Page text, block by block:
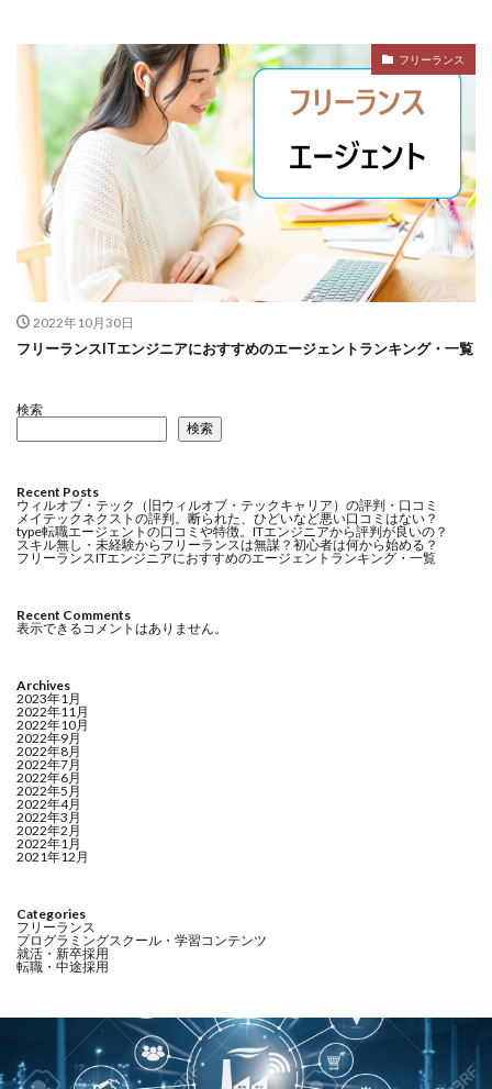
フリーランス
2022年10月30日
フリーランスITエンジニアにおすすめのエージェントランキング・一覧
検索
検索
Recent Posts
ウィルオブ・テック（旧ウィルオブ・テックキャリア）の評判・口コミ
メイテックネクストの評判。断られた、ひどいなど悪い口コミはない？
type転職エージェントの口コミや特徴。ITエンジニアから評判が良いの？
スキル無し・未経験からフリーランスは無謀？初心者は何から始める？
フリーランスITエンジニアにおすすめのエージェントランキング・一覧
Recent Comments
表示できるコメントはありません。
Archives
2023年1月
2022年11月
2022年10月
2022年9月
2022年8月
2022年7月
2022年6月
2022年5月
2022年4月
2022年3月
2022年2月
2022年1月
2021年12月
Categories
フリーランス
プログラミングスクール・学習コンテンツ
就活・新卒採用
転職・中途採用